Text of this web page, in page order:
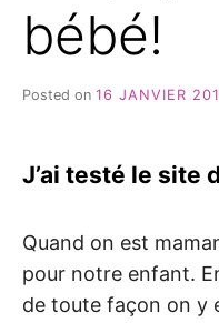
bébé!
Posted on 16 JANVIER
J’ai testé le site
Quand on est
pour notre enfant.
de toute façon on y